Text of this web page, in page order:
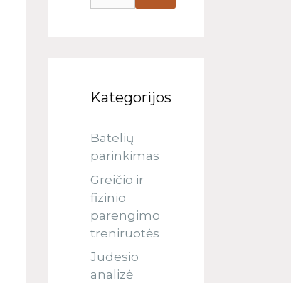
Kategorijos
Batelių
parinkimas
Greičio ir
fizinio
parengimo
treniruotės
Judesio
analizė